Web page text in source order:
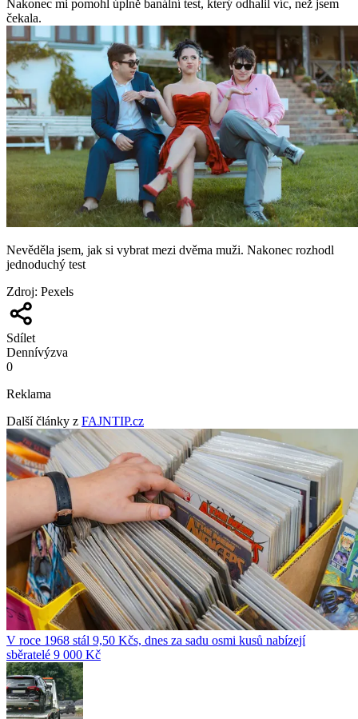
Nakonec mi pomohl úplně banální test, který odhalil víc, než jsem
čekala.
Nevěděla jsem, jak si vybrat mezi dvěma muži. Nakonec rozhodl
jednoduchý test
Zdroj: Pexels
Sdílet
Dennívýzva
0
Reklama
Další články z FAJNTIP.cz
V roce 1968 stál 9,50 Kčs, dnes za sadu osmi kusů nabízejí
sběratelé 9 000 Kč